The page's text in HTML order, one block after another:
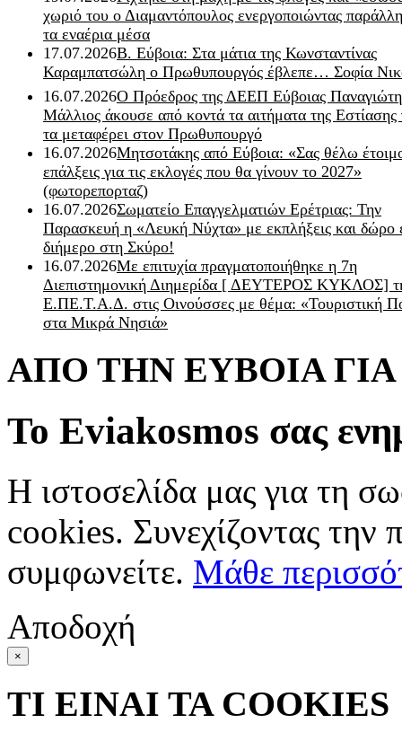
χωριό του ο Διαμαντόπουλος ενεργοποιώντας
τα εναέρια μέσα
17.07.2026Β. Εύβοια: Στα μάτια της Κωνσταντίνας
Καραμπατσώλη ο Πρωθυπουργός έβλεπε… Σοφία
16.07.2026Ο Πρόεδρος της ΔΕΕΠ Εύβοιας
Μάλλιος άκουσε από κοντά τα αιτήματα της Εστίασης
τα μεταφέρει στον Πρωθυπουργό
16.07.2026Μητσοτάκης από Εύβοια: «Σας θέλω
επάλξεις για τις εκλογές που θα γίνουν το 2027»
(φωτορεπορταζ)
16.07.2026Σωματείο Επαγγελματιών Ερέτριας: Την
Παρασκευή η «Λευκή Νύχτα» με εκπλήξεις και δώρο
διήμερο στη Σκύρο!
16.07.2026Με επιτυχία πραγματοποιήθηκε η 7η
Διεπιστημονική Διημερίδα [ ΔEYΤΕΡΟΣ ΚΥΚΛΟΣ]
Ε.ΠΕ.Τ.Α.Δ. στις Οινούσσες με θέμα: «Τουριστική
στα Μικρά Νησιά»
ΑΠΟ ΤΗΝ ΕΥΒΟΙΑ
Το Eviakosmos σας
Η ιστοσελίδα μας για τη
cookies. Συνεχίζοντας την
συμφωνείτε. Μάθε
Αποδοχή
×
ΤΙ ΕΙΝΑΙ ΤΑ COOKIES